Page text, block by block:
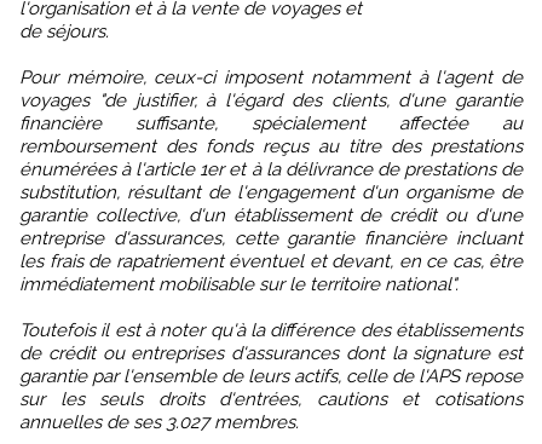
l'organisation et à la vente de voyages et
de séjours.
Pour mémoire, ceux-ci imposent notamment à l'agent de
voyages "de justifier, à l'égard des clients, d'une garantie
financière suffisante, spécialement affectée au
remboursement des fonds reçus au titre des prestations
énumérées à l'article 1er et à la délivrance de prestations de
substitution, résultant de l'engagement d'un organisme de
garantie collective, d'un établissement de crédit ou d'une
entreprise d'assurances, cette garantie financière incluant
les frais de rapatriement éventuel et devant, en ce cas, être
immédiatement mobilisable sur le territoire national".
Toutefois il est à noter qu'à la différence des établissements
de crédit ou entreprises d'assurances dont la signature est
garantie par l'ensemble de leurs actifs, celle de l'APS repose
sur les seuls droits d'entrées, cautions et cotisations
annuelles de ses 3.027 membres.